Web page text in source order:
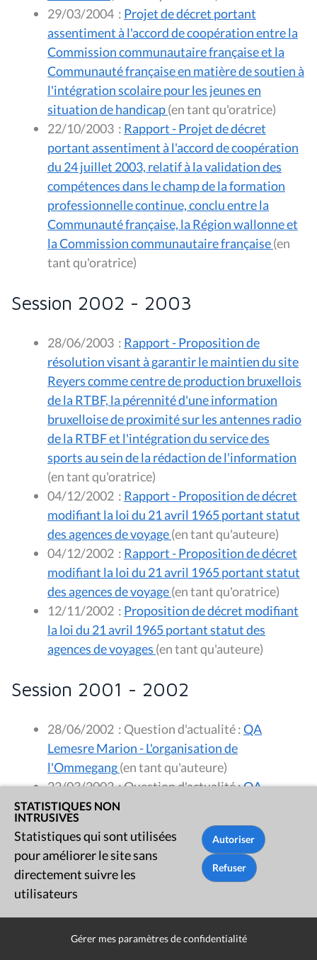
29/03/2004 : Projet de décret portant
assentiment à l'accord de coopération entre la
Commission communautaire française et la
Communauté française en matière de soutien à
l'intégration scolaire pour les jeunes en
situation de handicap
(en tant qu'oratrice)
22/10/2003 : Rapport - Projet de décret
portant assentiment à l'accord de coopération
du 24 juillet 2003, relatif à la validation des
compétences dans le champ de la formation
professionnelle continue, conclu entre la
Communauté française, la Région wallonne et
la Commission communautaire française(en
tant qu'oratrice)
Session 2002 - 2003
28/06/2003 : Rapport - Proposition de
résolution visant à garantir le maintien du site
Reyers comme centre de production bruxellois
de la RTBF, la pérennité d'une information
bruxelloise de proximité sur les antennes radio
de la RTBF et l'intégration du service des
sports au sein de la rédaction de l'information
(en tant qu'oratrice)
04/12/2002 : Rapport - Proposition de décret
modifiant la loi du 21 avril 1965 portant statut
des agences de voyage
(en tant qu'auteure)
04/12/2002 : Rapport - Proposition de décret
modifiant la loi du 21 avril 1965 portant statut
des agences de voyage
(en tant qu'oratrice)
12/11/2002 : Proposition de décret modifiant
la loi du 21 avril 1965 portant statut des
agences de voyages
(en tant qu'auteure)
Session 2001 - 2002
28/06/2002 : Question d'actualité :QA
Lemesre Marion - L'organisation de
l'Ommegang
(en tant qu'auteure)
22/03/2002: Question d'actualité :QA
Lemesre Marion - L'emploi des jeunes
qu'auteure)
Session 1999 - 2000
07/12/1999
Commission communautaire française de la
STATISTIQUES NON
INTRUSIVES
Statistiques qui sont utilisées
pour améliorer le site sans
directement suivre les
utilisateurs
Gérer mes paramètres de confidentialité